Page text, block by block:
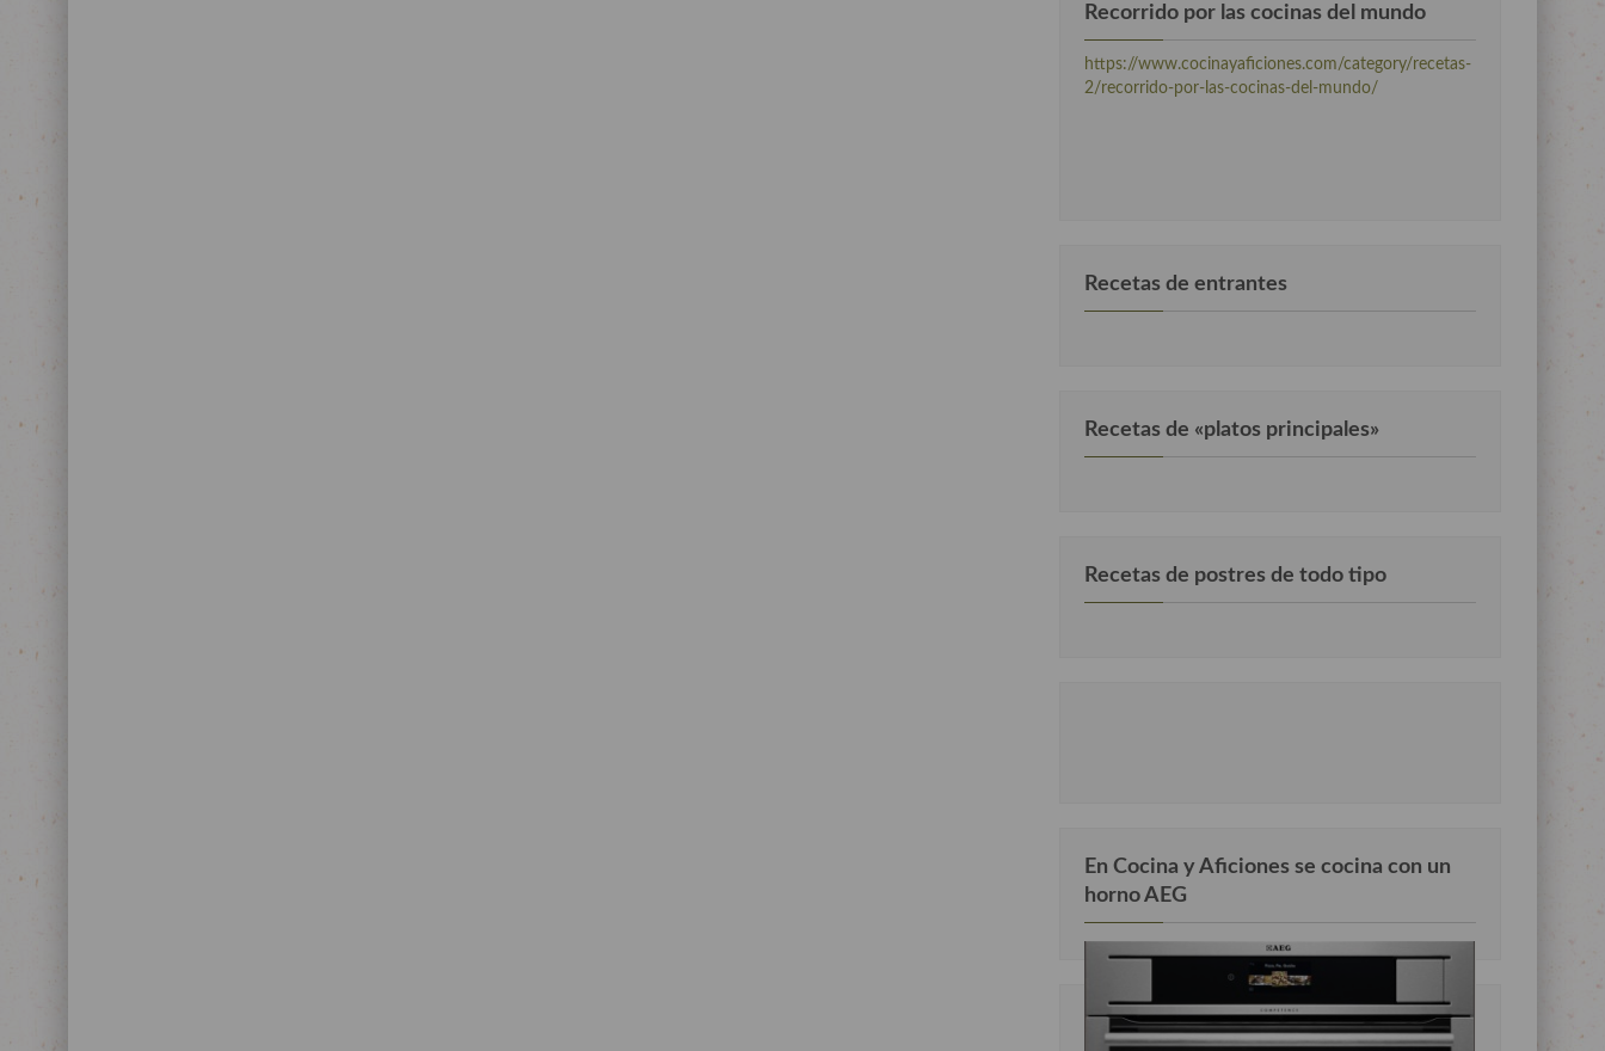
Recorrido por las cocinas del mundo
https://www.cocinayaficiones.com/category/recetas-
2/recorrido-por-las-cocinas-del-mundo/
Recetas de entrantes
Recetas de «platos principales»
Recetas de postres de todo tipo
En Cocina y Aficiones se cocina con un
horno AEG